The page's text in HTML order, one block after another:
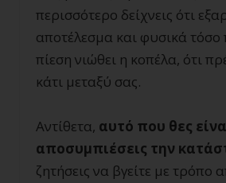
περισσότερο δείχνεις ότι
αποτέλεσμα και φυσικά τόσο
πίεση νιώθει η κοπέλα, ότι
κάτι μεταξύ σας.
Αντίθετα, αυτό που θες
αποσυμπιέσεις την
ζητήσεις να βγείτε με τρόπο